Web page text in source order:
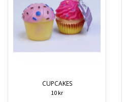
CUPCAKES
10 kr